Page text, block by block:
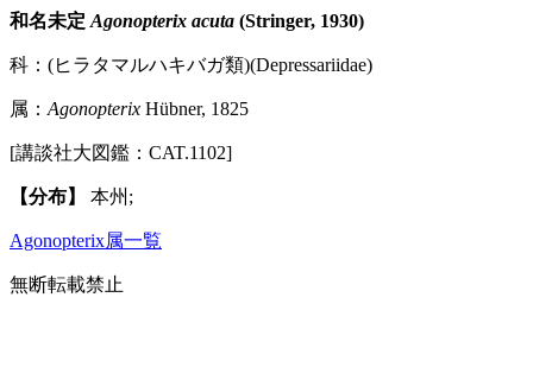
和名未定 Agonopterix acuta (Stringer, 1930)
科：(ヒラタマルハキバガ類)(Depressariidae)
属： Agonopterix Hübner, 1825
[講談社大図鑑：CAT.1102]
【分布】 本州;
Agonopterix属一覧
無断転載禁止